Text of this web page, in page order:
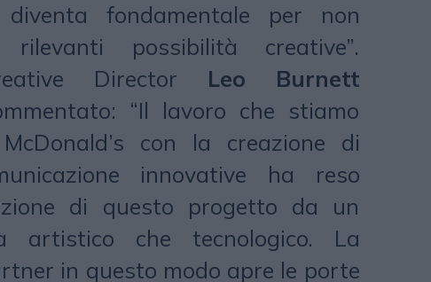
fondamentale per non
possibilità creative”.
Director Leo Burnett
“Il lavoro che stiamo
con la creazione di
innovative ha reso
di questo progetto da un
che tecnologico. La
in questo modo apre le porte